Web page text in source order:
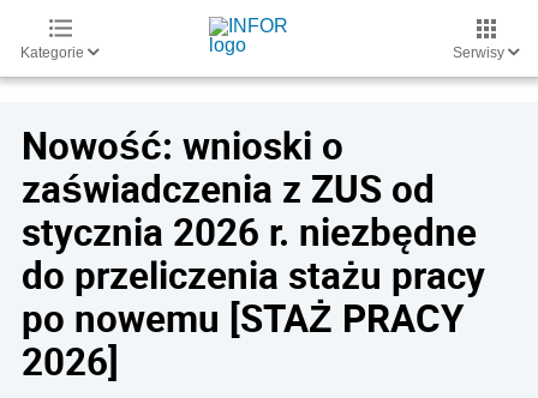
Kategorie Serwisy
Nowość: wnioski o
zaświadczenia z ZUS od
stycznia 2026 r. niezbędne
do przeliczenia stażu pracy
po nowemu [STAŻ PRACY
2026]